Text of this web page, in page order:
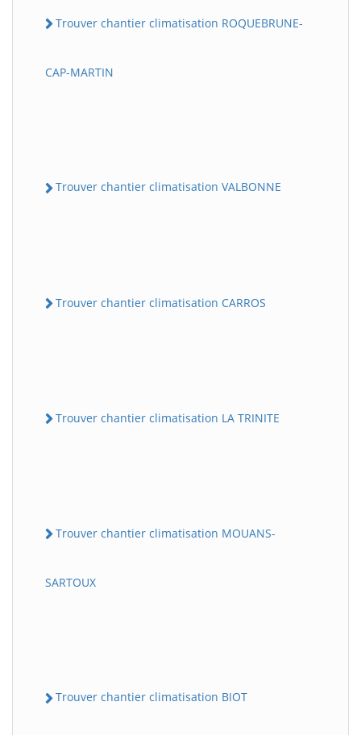
Trouver chantier climatisation ROQUEBRUNE-
CAP-MARTIN
Trouver chantier climatisation VALBONNE
Trouver chantier climatisation CARROS
Trouver chantier climatisation LA TRINITE
Trouver chantier climatisation MOUANS-
SARTOUX
Trouver chantier climatisation BIOT